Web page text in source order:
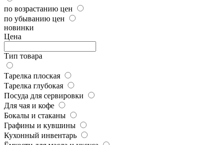
по возрастанию цен
по убыванию цен
новинки
Цена
Тип товара
Тарелка плоская
Тарелка глубокая
Посуда для сервировки
Для чая и кофе
Бокалы и стаканы
Графины и кувшины
Кухонный инвентарь